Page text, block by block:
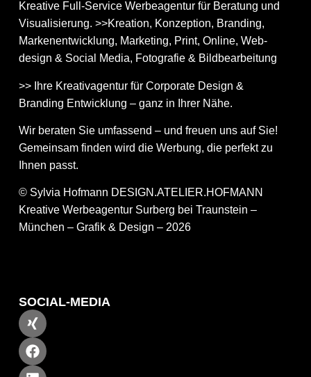
Kreative Full-Service Werbeagentur für Beratung und
Visualisierung. >>Kreation, Konzeption, Branding,
Markenentwicklung, Marketing, Print, Online, Web­
design & Social Media, Fotografie & Bildbear­bei­tung
>> Ihre Kreativagentur für Corporate Design &
Branding Entwicklung – ganz in Ihrer Nähe.
Wir beraten Sie umfassend – und freuen uns auf Sie!
Gemeinsam finden wird die Werbung, die perfekt zu
Ihnen passt.
© Sylvia Hofmann DESIGN.ATELIER.HOFMANN
Kreative Werbeagentur Surberg bei Traunstein –
München – Grafik & Design – 2026
SOCIAL-MEDIA